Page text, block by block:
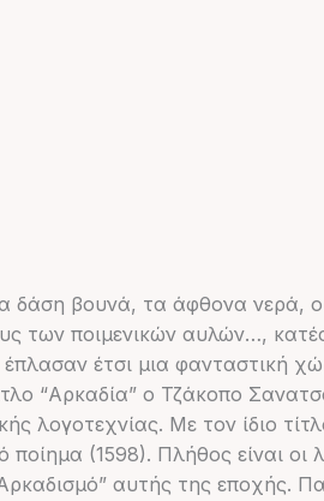
δάση βουνά, τα άφθονα νερά,
των ποιμενικών αυλών…,
έπλασαν έτσι μια φανταστική
“Αρκαδία” ο Τζάκοπο
λογοτεχνίας. Με τον ίδιο
ποίημα (1598). Πλήθος είναι
αυτής της εποχής.